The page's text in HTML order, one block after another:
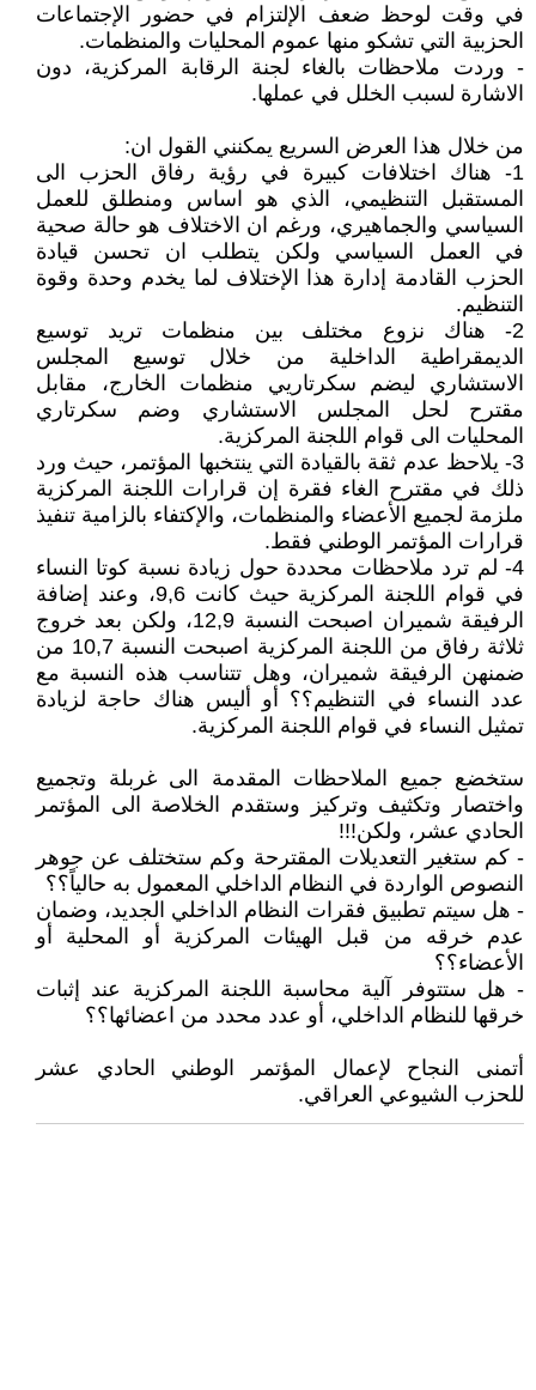
في وقت لوحظ ضعف الإلتزام في حضور الإجتماعات
الحزبية التي تشكو منها عموم المحليات والمنظمات.
- وردت ملاحظات بالغاء لجنة الرقابة المركزية، دون
الاشارة لسبب الخلل في عملها.
من خلال هذا العرض السريع يمكنني القول ان:
1- هناك اختلافات كبيرة في رؤية رفاق الحزب الى
المستقبل التنظيمي، الذي هو اساس ومنطلق للعمل
السياسي والجماهيري، ورغم ان الاختلاف هو حالة صحية
في العمل السياسي ولكن يتطلب ان تحسن قيادة
الحزب القادمة إدارة هذا الإختلاف لما يخدم وحدة وقوة
التنظيم.
2- هناك نزوع مختلف بين منظمات تريد توسيع
الديمقراطية الداخلية من خلال توسيع المجلس
الاستشاري ليضم سكرتاريي منظمات الخارج، مقابل
مقترح لحل المجلس الاستشاري وضم سكرتاري
المحليات الى قوام اللجنة المركزية.
3- يلاحظ عدم ثقة بالقيادة التي ينتخبها المؤتمر، حيث ورد
ذلك في مقترح الغاء فقرة إن قرارات اللجنة المركزية
ملزمة لجميع الأعضاء والمنظمات، والإكتفاء بالزامية تنفيذ
قرارات المؤتمر الوطني فقط.
4- لم ترد ملاحظات محددة حول زيادة نسبة كوتا النساء
في قوام اللجنة المركزية حيث كانت 9,6، وعند إضافة
الرفيقة شميران اصبحت النسبة 12,9، ولكن بعد خروج
ثلاثة رفاق من اللجنة المركزية اصبحت النسبة 10,7 من
ضمنهن الرفيقة شميران، وهل تتناسب هذه النسبة مع
عدد النساء في التنظيم؟؟ أو أليس هناك حاجة لزيادة
تمثيل النساء في قوام اللجنة المركزية.
ستخضع جميع الملاحظات المقدمة الى غربلة وتجميع
واختصار وتكثيف وتركيز وستقدم الخلاصة الى المؤتمر
الحادي عشر، ولكن!!!
- كم ستغير التعديلات المقترحة وكم ستختلف عن جوهر
النصوص الواردة في النظام الداخلي المعمول به حالياً؟؟
- هل سيتم تطبيق فقرات النظام الداخلي الجديد، وضمان
عدم خرقه من قبل الهيئات المركزية أو المحلية أو
الأعضاء؟؟
- هل ستتوفر آلية محاسبة اللجنة المركزية عند إثبات
خرقها للنظام الداخلي، أو عدد محدد من اعضائها؟؟
أتمنى النجاح لإعمال المؤتمر الوطني الحادي عشر
للحزب الشيوعي العراقي.